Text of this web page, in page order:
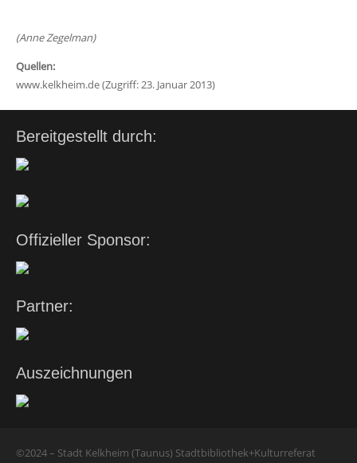
(Anne Zegelman)
Quellen:
www.kelkheim.de (Zugriff: 23. Januar 2013)
Bereitgestellt durch:
Offizieller Sponsor:
Partner:
Auszeichnungen
©2024 – Stadt Kelkheim (Taunus) Stadtbibliothek+Kulturreferat